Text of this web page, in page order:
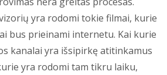
yra rodomi tokie filmai, kurie
bus prieinami internetu. Kai kurie
kanalai yra išsipirkę atitinkamus
yra rodomi tam tikru laiku,